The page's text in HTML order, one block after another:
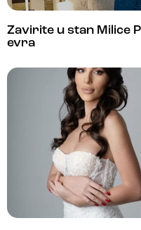
Zavirite u stan Milice
evra